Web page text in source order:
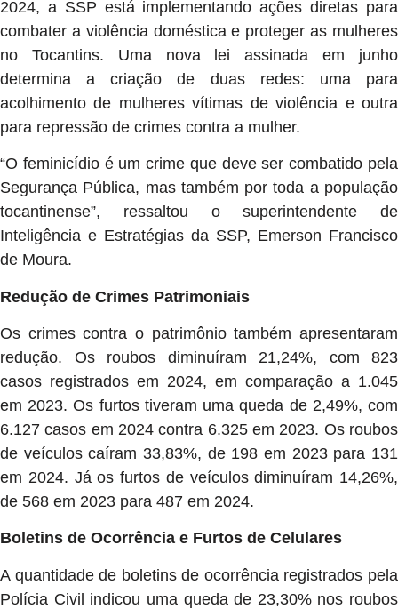
2024, a SSP está implementando ações diretas para
combater a violência doméstica e proteger as mulheres
no Tocantins. Uma nova lei assinada em junho
determina a criação de duas redes: uma para
acolhimento de mulheres vítimas de violência e outra
para repressão de crimes contra a mulher.
“O feminicídio é um crime que deve ser combatido pela
Segurança Pública, mas também por toda a população
tocantinense”, ressaltou o superintendente de
Inteligência e Estratégias da SSP, Emerson Francisco
de Moura.
Redução de Crimes Patrimoniais
Os crimes contra o patrimônio também apresentaram
redução. Os roubos diminuíram 21,24%, com 823
casos registrados em 2024, em comparação a 1.045
em 2023. Os furtos tiveram uma queda de 2,49%, com
6.127 casos em 2024 contra 6.325 em 2023. Os roubos
de veículos caíram 33,83%, de 198 em 2023 para 131
em 2024. Já os furtos de veículos diminuíram 14,26%,
de 568 em 2023 para 487 em 2024.
Boletins de Ocorrência e Furtos de Celulares
A quantidade de boletins de ocorrência registrados pela
Polícia Civil indicou uma queda de 23,30% nos roubos